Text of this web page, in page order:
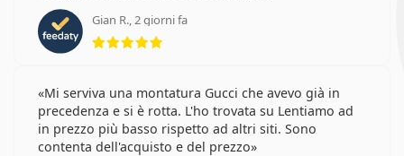
Gian R., 2 giorni fa
Mi serviva una montatura Gucci che avevo già in
precedenza e si è rotta. L'ho trovata su Lentiamo ad
in prezzo più basso rispetto ad altri siti. Sono
contenta dell'acquisto e del prezzo